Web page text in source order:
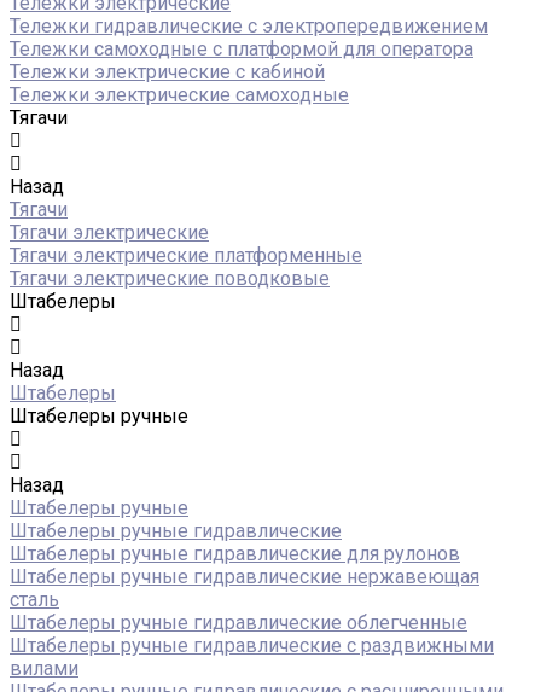
Тележки гидравлические с электропередвижением
Тележки самоходные с платформой для оператора
Тележки электрические с кабиной
Тележки электрические самоходные
Тягачи
Назад
Тягачи
Тягачи электрические
Тягачи электрические платформенные
Тягачи электрические поводковые
Штабелеры
Назад
Штабелеры
Штабелеры ручные
Назад
Штабелеры ручные
Штабелеры ручные гидравлические
Штабелеры ручные гидравлические для рулонов
Штабелеры ручные гидравлические нержавеющая
сталь
Штабелеры ручные гидравлические облегченные
Штабелеры ручные гидравлические с раздвижными
вилами